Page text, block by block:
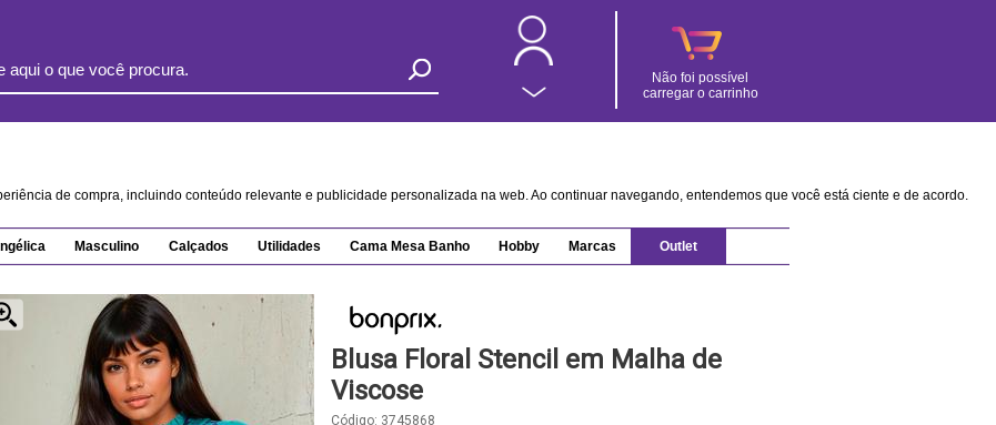
Não foi possível
carregar o carrinho
de compra, incluindo conteúdo relevante e publicidade personalizada na web. Ao continuar navegando, entendemos que você está ciente e de acordo.
Masculino Calçados Utilidades Cama Mesa Banho Hobby Marcas Outlet
Blusa Floral Stencil em Malha de
Viscose
Código: 3745868